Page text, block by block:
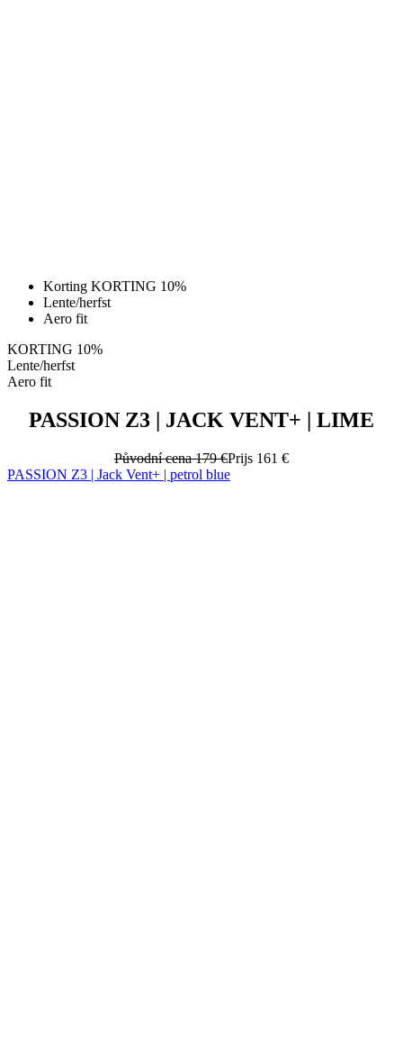
Korting KORTING 10%
Lente/herfst
Aero fit
KORTING 10%
Lente/herfst
Aero fit
PASSION Z3 | JACK VENT+ | LIME
Původní cena179 €Prijs 161 €
PASSION Z3 | Jack Vent+ | petrol blue